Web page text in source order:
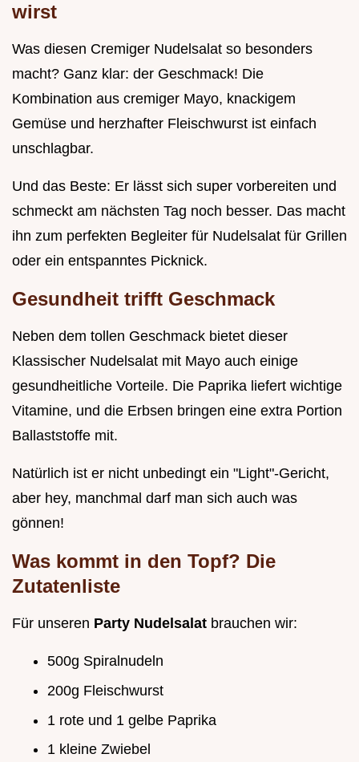
wirst
Was diesen Cremiger Nudelsalat so besonders
macht? Ganz klar: der Geschmack! Die
Kombination aus cremiger Mayo, knackigem
Gemüse und herzhafter Fleischwurst ist einfach
unschlagbar.
Und das Beste: Er lässt sich super vorbereiten und
schmeckt am nächsten Tag noch besser. Das macht
ihn zum perfekten Begleiter für Nudelsalat für Grillen
oder ein entspanntes Picknick.
Gesundheit trifft Geschmack
Neben dem tollen Geschmack bietet dieser
Klassischer Nudelsalat mit Mayo auch einige
gesundheitliche Vorteile. Die Paprika liefert wichtige
Vitamine, und die Erbsen bringen eine extra Portion
Ballaststoffe mit.
Natürlich ist er nicht unbedingt ein "Light"-Gericht,
aber hey, manchmal darf man sich auch was
gönnen!
Was kommt in den Topf? Die
Zutatenliste
Für unseren Party Nudelsalat brauchen wir:
500g Spiralnudeln
200g Fleischwurst
1 rote und 1 gelbe Paprika
1 kleine Zwiebel